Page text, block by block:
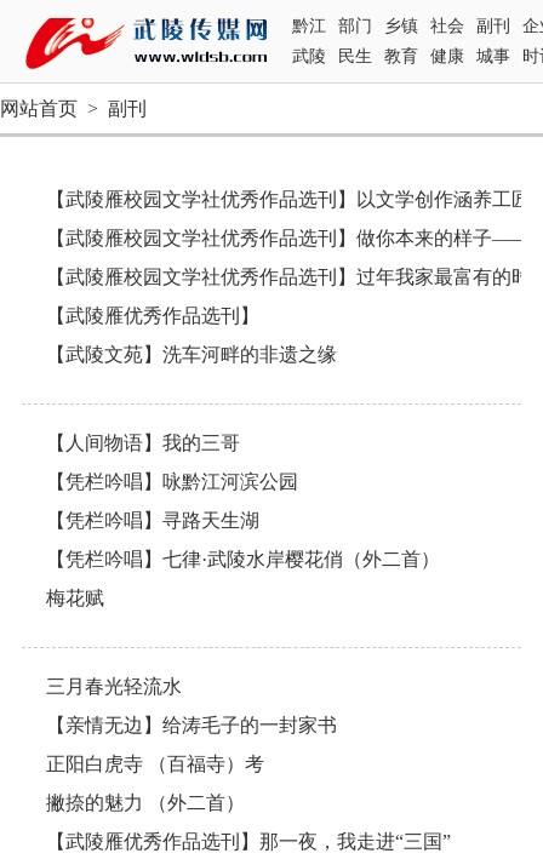
黔江 部门 乡镇 社会 副刊
企
武陵
民生 教育 健康 城事 时
网站首页 > 副刊
【武陵雁校园文学社优秀作品选刊】以文学创作涵养工匠
【武陵雁校园文学社优秀作品选刊】过年我家最富有的时
【武陵雁优秀作品选刊】
【武陵文苑】洗车河畔的非遗之缘
【人间物语】我的三哥
【凭栏吟唱】咏黔江河滨公园
【凭栏吟唱】寻路天生湖
【凭栏吟唱】七律·武陵水岸樱花俏（外二首）
梅花赋
三月春光轻流水
【亲情无边】给涛毛子的一封家书
正阳白虎寺 （百福寺）考
撇捺的魅力 （外二首）
【武陵雁优秀作品选刊】那一夜，我走进“三国”